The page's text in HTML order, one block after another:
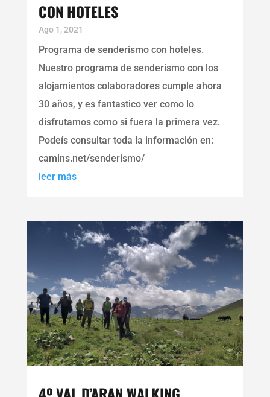
CON HOTELES
Ago 1, 2021
Programa de senderismo con hoteles.
Nuestro programa de senderismo con los
alojamientos colaboradores cumple ahora
30 años, y es fantastico ver como lo
disfrutamos como si fuera la primera vez.
Podeís consultar toda la información en:
camins.net/senderismo/
leer más